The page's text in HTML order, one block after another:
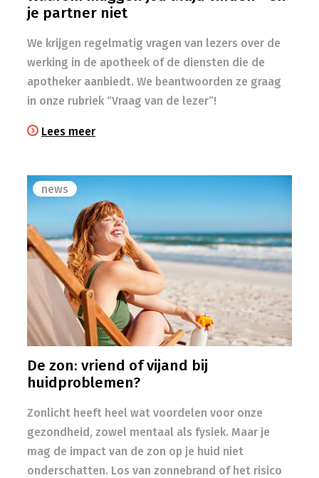
je partner niet
We krijgen regelmatig vragen van lezers over de
werking in de apotheek of de diensten die de
apotheker aanbiedt. We beantwoorden ze graag
in onze rubriek “Vraag van de lezer”!
Lees meer
news
De zon: vriend of vijand bij
huidproblemen?
Zonlicht heeft heel wat voordelen voor onze
gezondheid, zowel mentaal als fysiek. Maar je
mag de impact van de zon op je huid niet
onderschatten. Los van zonnebrand of het risico